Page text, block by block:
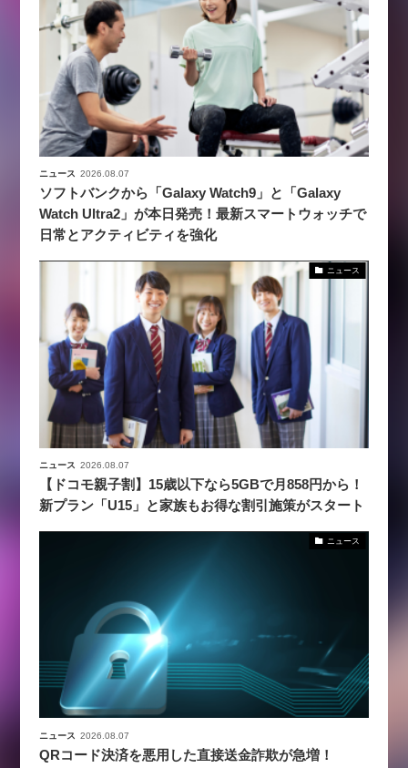
ニュース 2026.08.07
ソフトバンクから「Galaxy Watch9」と「Galaxy
Watch Ultra2」が本日発売！最新スマートウォッチで
日常とアクティビティを強化
ニュース
ニュース 2026.08.07
【ドコモ親子割】15歳以下なら5GBで月858円から！
新プラン「U15」と家族もお得な割引施策がスタート
ニュース
ニュース 2026.08.07
QRコード決済を悪用した直接送金詐欺が急増！